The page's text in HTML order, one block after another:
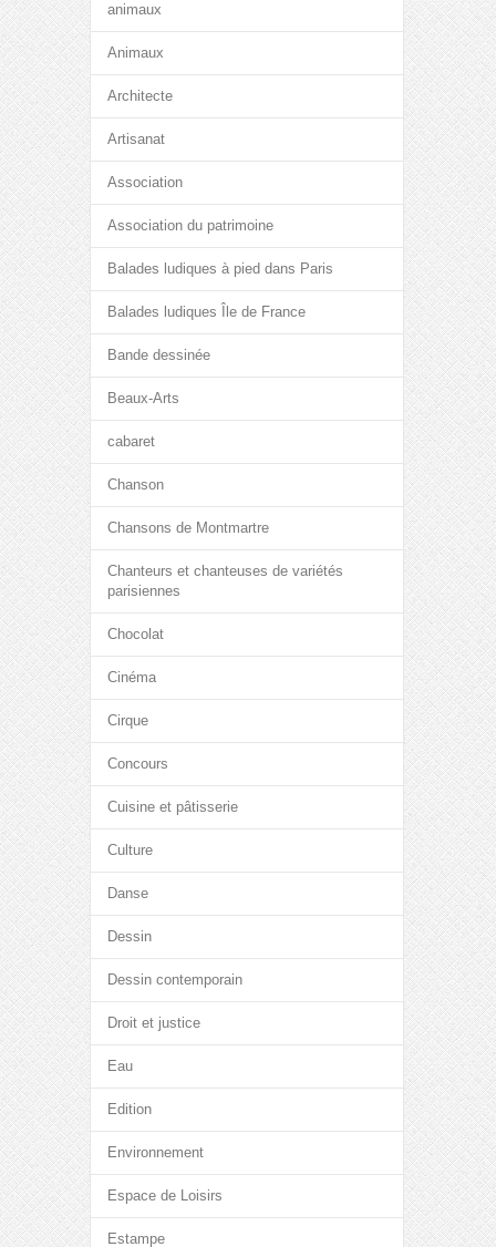
animaux
Animaux
Architecte
Artisanat
Association
Association du patrimoine
Balades ludiques à pied dans Paris
Balades ludiques Île de France
Bande dessinée
Beaux-Arts
cabaret
Chanson
Chansons de Montmartre
Chanteurs et chanteuses de variétés
parisiennes
Chocolat
Cinéma
Cirque
Concours
Cuisine et pâtisserie
Culture
Danse
Dessin
Dessin contemporain
Droit et justice
Eau
Edition
Environnement
Espace de Loisirs
Estampe